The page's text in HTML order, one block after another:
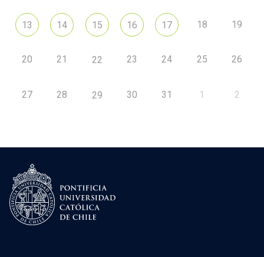
13 14 15 16 17 18 19
20 21 22 23 24 25 26
27 28 29 30 31 1 2